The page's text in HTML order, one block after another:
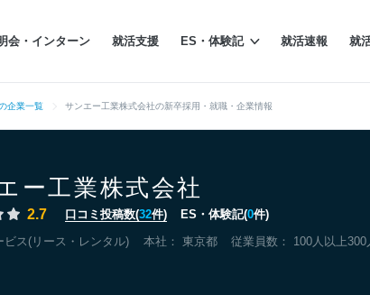
会・インターン 就活支援 ES・体験記 就活速報 就
企業一覧 サンエー工業株式会社の新卒採用・就職・企業情報
ー工業株式会社
2.7 口コミ投稿数(32件) ES・体験記(0件)
ビス(リース・レンタル) 本社： 東京都 従業員数： 100人以上300